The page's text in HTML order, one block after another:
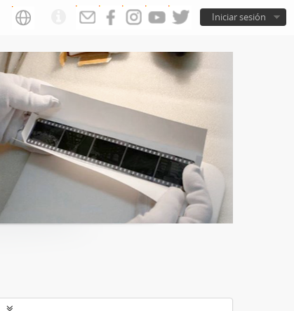
Iniciar sesión